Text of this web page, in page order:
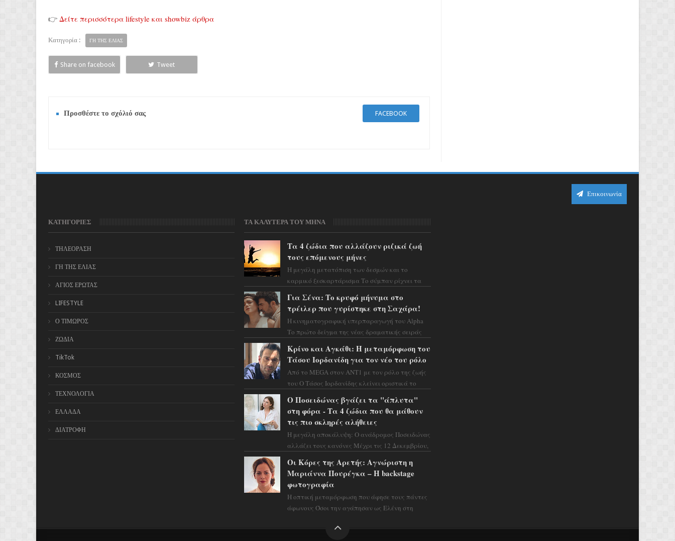
👉 Δείτε περισσότερα lifestyle και showbiz άρθρα
Κατηγορία : ΓΗ ΤΗΣ ΕΛΙΑΣ
Share on facebook Tweet
Προσθέστε το σχόλιό σας FACEBOOK
Επικοινωνία
ΚΑΤΗΓΟΡΙΕΣ
ΤΗΛΕΟΡΑΣΗ
ΓΗ ΤΗΣ ΕΛΙΑΣ
ΑΓΙΟΣ ΕΡΩΤΑΣ
LIFESTYLE
Ο ΤΙΜΩΡΟΣ
ΖΩΔΙΑ
TikTok
ΚΟΣΜΟΣ
ΤΕΧΝΟΛΟΓΙΑ
ΕΛΛΑΔΑ
ΔΙΑΤΡΟΦΗ
ΤΑ ΚΑΛΥΤΕΡΑ ΤΟΥ ΜΗΝΑ
Τα 4 ζώδια που αλλάζουν ριζικά ζωή
τους επόμενους μήνες
Η μεγάλη μετατόπιση των δεσμών και το
καρμικό ξεσκαρτάρισμα Το σύμπαν ρίχνει τα
προειδοποιεί: οι σελην...
Για Σένα: Το κρυφό μήνυμα στο
τρέιλερ που γυρίστηκε στη Σαχάρα!
Η κινηματογραφική υπερπαραγωγή του Alpha
Το πρώτο δείγμα της νέας δραματικής σειράς
κάθε π...
Κρίνο και Αγκάθι: Η μεταμόρφωση του
Τάσου Ιορδανίδη για τον νέο του ρόλο
Από το MEGA στον ΑΝΤ1 με τον ρόλο της ζωής
του Ο Τάσος Ιορδανίδης κλείνει οριστικά το
Μόνο» ...
Ο Ποσειδώνας βγάζει τα "άπλυτα"
στη φόρα - Τα 4 ζώδια που θα μάθουν
τις πιο σκληρές αλήθειες
Η μεγάλη αποκάλυψη: Ο ανάδρομος Ποσειδώνας
αλλάζει τους κανόνες Μέχρι τις 12 Δεκεμβρίου,
μυστηρίου ...
Οι Κόρες της Αρετής: Αγνώριστη η
Μαριάννα Πουρέγκα – H backstage
φωτογραφία
Η οπτική μεταμόρφωση που άφησε τους πάντες
άφωνους Όσοι την αγάπησαν ως Ελένη στη
προετοιμαστο...